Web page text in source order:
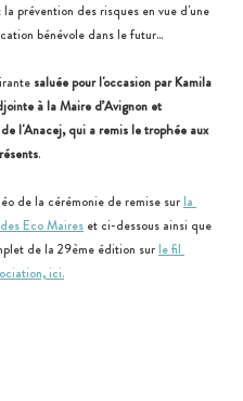
prévention des risques en vue d'une
bénévole dans le futur...
saluée pour l'occasion par Kamila
à la Maire d’Avignon et
l'Anacej, qui a remis le trophée aux
.
de la cérémonie de remise sur la
Eco Maires et ci-dessous ainsi que
de la 29ème édition sur le fil
ici.